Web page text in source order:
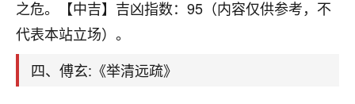
之危。【中吉】吉凶指数：95（内容仅供参考，不
代表本站立场）。
四、傅玄:《举清远疏》
我女儿高二叛逆，大半年不上学，一说她就要死要活
的，把我们两口子愁的不行，朋友给我推荐的慧来老
师，一开始我是病急乱投医，这半年来，法事一个个
做完，我女儿跟变了个人一样，不期望她能考多好的
大学，只要能安安稳稳的把书读了，身体心理都健健